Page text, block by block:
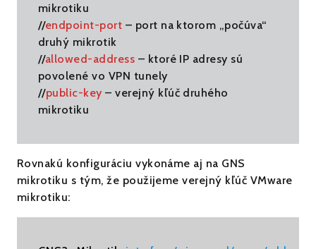
mikrotiku
//endpoint-port – port na ktorom „počúva“
druhý mikrotik
//allowed-address – ktoré IP adresy sú
povolené vo VPN tunely
//public-key – verejný kľúč druhého
mikrotiku
Rovnakú konfiguráciu vykonáme aj na GNS
mikrotiku s tým, že použijeme verejný kľúč VMware
mikrotiku: